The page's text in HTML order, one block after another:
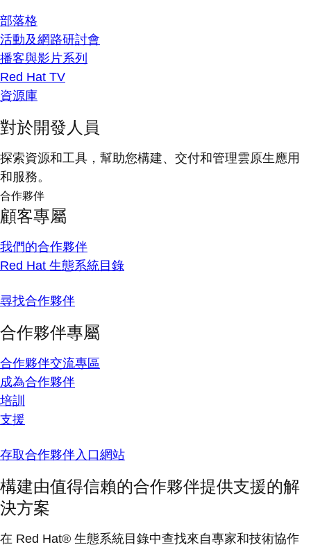
部落格
活動及網路研討會
播客與影片系列
Red Hat TV
資源庫
對於開發人員
探索資源和工具，幫助您構建、交付和管理雲原生應用
和服務。
合作夥伴
顧客專屬
我們的合作夥伴
Red Hat 生態系統目錄
尋找合作夥伴
合作夥伴專屬
合作夥伴交流專區
成為合作夥伴
培訓
支援
存取合作夥伴入口網站
構建由值得信賴的合作夥伴提供支援的解
決方案
在 Red Hat® 生態系統目錄中查找來自專家和技術協作